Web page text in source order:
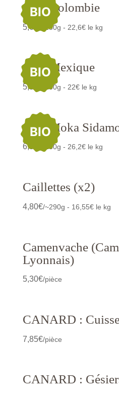
BIO
Café Colombie
5,65 /250g - 22,6€ le kg
BIO
Café Mexique
5,50 /250g - 22€ le kg
BIO
Café Moka
6,55 /250g - 26,2€ le kg
Caillettes (x2)
4,80€/~290g - 16,55€ le kg
Camenvache
Lyonnais)
5,30€/pièce
CANARD :
7,85€/pièce
CANARD :